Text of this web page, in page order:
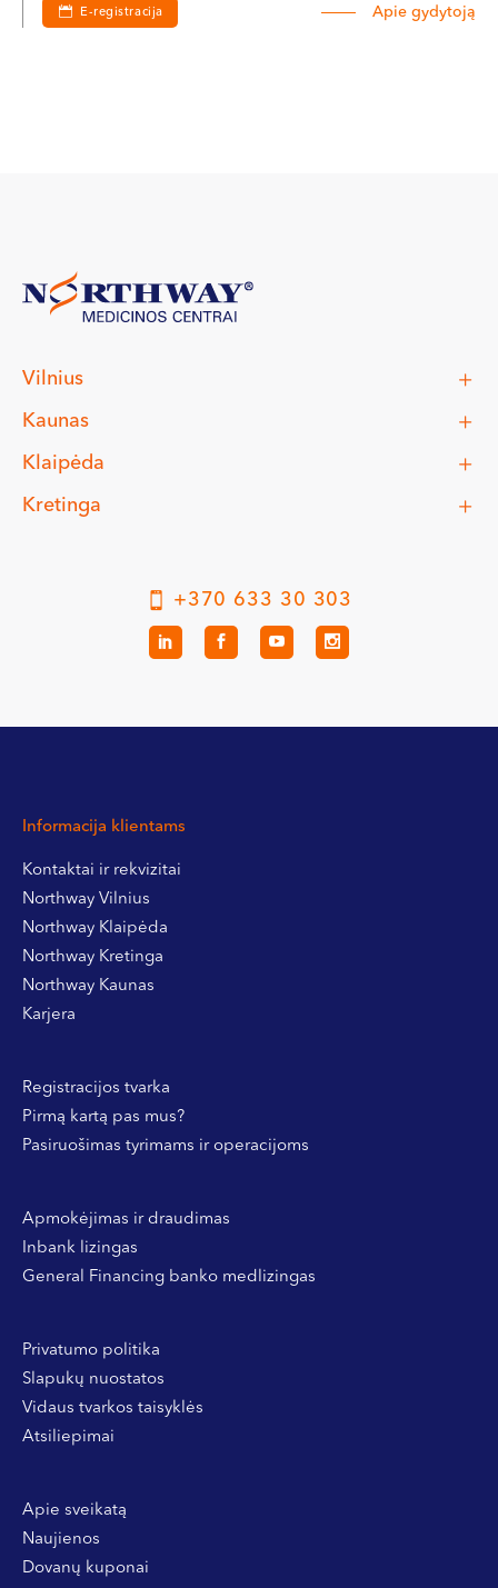
E-registracija Apie gydytoją
Vilnius
Kaunas
Klaipėda
Kretinga
+370 633 30 303
Informacija klientams
Kontaktai ir rekvizitai
Northway Vilnius
Northway Klaipėda
Northway Kretinga
Northway Kaunas
Karjera
Registracijos tvarka
Pirmą kartą pas mus?
Pasiruošimas tyrimams ir operacijoms
Apmokėjimas ir draudimas
Inbank lizingas
General Financing banko medlizingas
Privatumo politika
Slapukų nuostatos
Vidaus tvarkos taisyklės
Atsiliepimai
Apie sveikatą
Naujienos
Dovanų kuponai